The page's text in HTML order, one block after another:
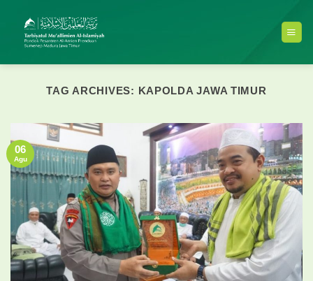
content
TAG ARCHIVES: KAPOLDA JAWA TIMUR
06
Agu